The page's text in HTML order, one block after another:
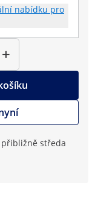
nabídku pro
+
přibližně středa